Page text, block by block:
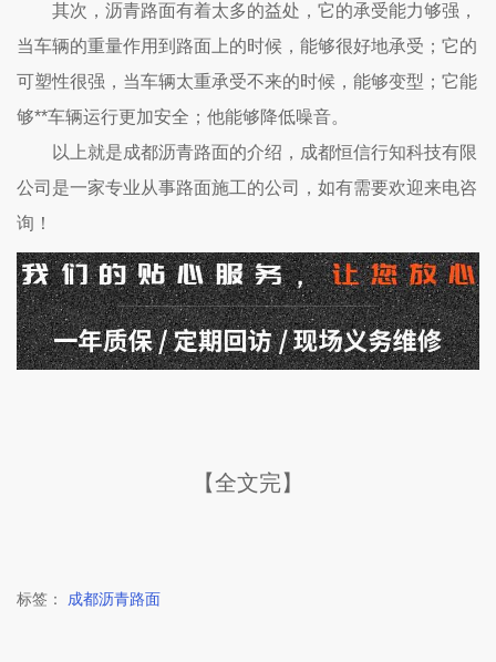
其次，沥青路面有着太多的益处，它的承受能力够强，
当车辆的重量作用到路面上的时候，能够很好地承受；它的
可塑性很强，当车辆太重承受不来的时候，能够变型；它能
够**车辆运行更加安全；他能够降低噪音。
以上就是成都沥青路面的介绍，成都恒信行知科技有限
公司 是一家专业从事路面施工的公司，如有需要欢迎来电咨
询！
【全文完】
标签： 成都沥青路面